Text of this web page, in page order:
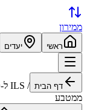
ממירון
ראשי יעדים
דף הבית /
ILS ל-
ממטבע